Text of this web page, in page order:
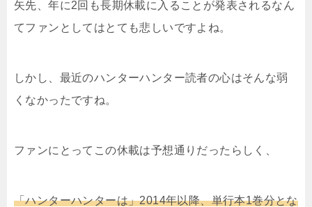
矢先、年に2回も長期休載に入ることが発表されるなん
てファンとしてはとても悲しいですよね。
しかし、最近のハンターハンター読者の心はそんな弱
くなかったですね。
ファンにとってこの休載は予想通りだったらしく、
「ハンターハンターは」2014年以降、単行本1巻分とな